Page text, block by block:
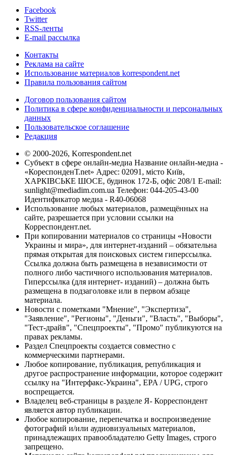
Facebook
Twitter
RSS-ленты
E-mail рассылка
Контакты
Реклама на сайте
Использование материалов korrespondent.net
Правила пользования сайтом
Договор пользования сайтом
Политика в сфере конфиденциальности и персональных
данных
Пользовательское соглашение
Редакция
© 2000-2026, Korrespondent.net
Субъект в сфере онлайн-медиа Название онлайн-медиа -
«КореспонденТ.net» Адрес: 02091, місто Київ,
ХАРКІВСЬКЕ ШОСЕ, будинок 172-Б, офіс 208/1 E-mail:
sunlight@mediadim.com.ua Телефон: 044-205-43-00
Идентификатор медиа - R40-06068
Использование любых материалов, размещённых на
сайте, разрешается при условии ссылки на
Корреспондент.net.
При копировании материалов со страницы «Новости
Украины и мира», для интернет-изданий – обязательна
прямая открытая для поисковых систем гиперссылка.
Ссылка должна быть размещена в независимости от
полного либо частичного использования материалов.
Гиперссылка (для интернет- изданий) – должна быть
размещена в подзаголовке или в первом абзаце
материала.
Новости с пометками "Мнение", "Экспертиза",
"Заявление", "Регионы", "Деньги", "Власть", "Выборы",
"Тест-драйв", "Спецпроекты", "Промо" публикуются на
правах рекламы.
Раздел Спецпроекты создается совместно с
коммерческими партнерами.
Любое копирование, публикация, републикация и
другое распространение информации, которое содержит
ссылку на "Интерфакс-Украина", EPA / UPG, строго
воспрещается.
Владелец веб-страницы в разделе Я- Корреспондент
является автор публикации.
Любое копирование, перепечатка и воспроизведение
фотографий и/или аудиовизуальных материалов,
принадлежащих правообладателю Getty Images, строго
запрещено.